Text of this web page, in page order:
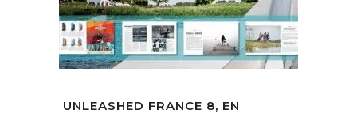
UNLEASHED FRANCE 8, EN